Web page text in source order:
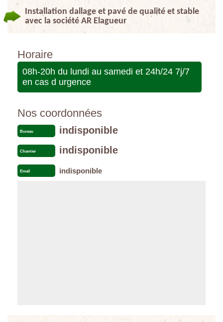
Installation dallage et pavé de qualité et stable
avec la société AR Elagueur
Horaire
08h-20h du lundi au samedi et 24h/24 7j/7
en cas d urgence
Nos coordonnées
Bureau indisponible
Chantier indisponible
Email indisponible